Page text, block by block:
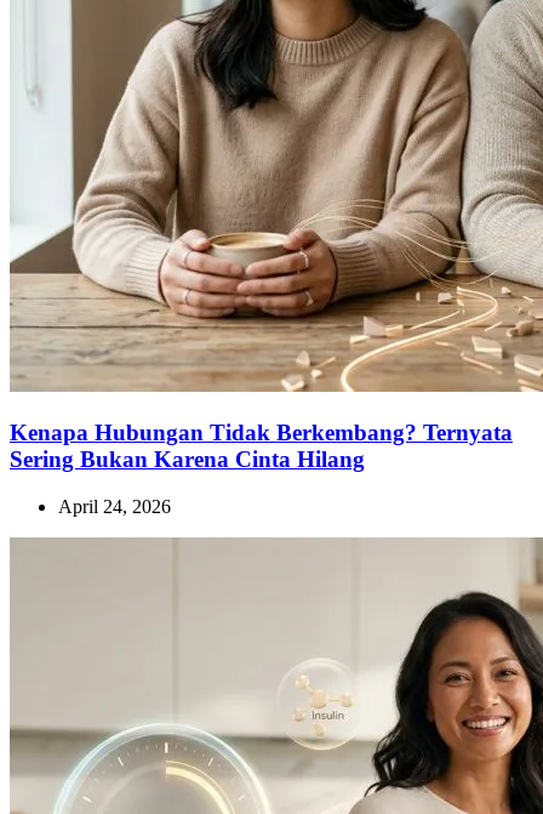
Kenapa Hubungan Tidak Berkembang? Ternyata
Sering Bukan Karena Cinta Hilang
April 24, 2026